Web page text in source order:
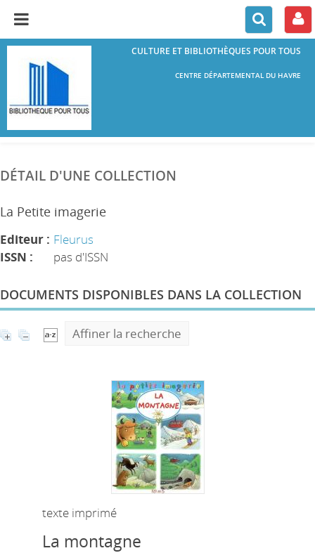
CULTURE ET BIBLIOTHÈQUES POUR TOUS
CENTRE DÉPARTEMENTAL DU HAVRE
DÉTAIL D'UNE COLLECTION
La Petite imagerie
Editeur : Fleurus
ISSN :
pas d'ISSN
DOCUMENTS DISPONIBLES DANS LA COLLECTION
Affiner la recherche
texte imprimé
La montagne